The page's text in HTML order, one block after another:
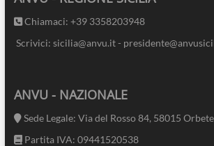
Chiamaci: +39 3358203948
Scrivici: sicilia@anvu.it -
ANVU - NAZIONALE
Sede Legale: Via del Rosso 84, 58015
Partita IVA: 09441520538